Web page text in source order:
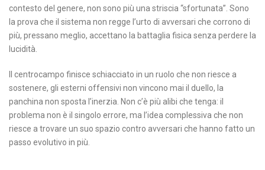
contesto del genere, non sono più una striscia “sfortunata”. Sono
la prova che il sistema non regge l’urto di avversari che corrono di
più, pressano meglio, accettano la battaglia fisica senza perdere la
lucidità.
Il centrocampo finisce schiacciato in un ruolo che non riesce a
sostenere, gli esterni offensivi non vincono mai il duello, la
panchina non sposta l’inerzia. Non c’è più alibi che tenga: il
problema non è il singolo errore, ma l’idea complessiva che non
riesce a trovare un suo spazio contro avversari che hanno fatto un
passo evolutivo in più.